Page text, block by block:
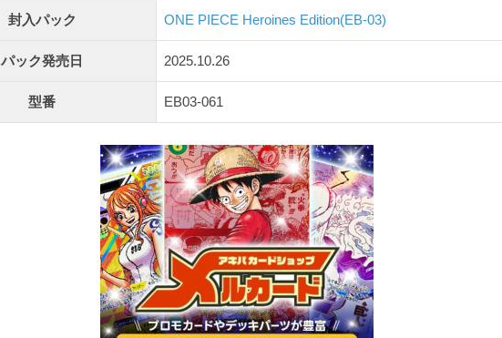
封入パック ONE PIECE Heroines Edition(EB-03)
パック発売日 2025.10.26
型番 EB03-061